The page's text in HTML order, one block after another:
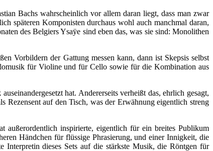
Bachs wahrscheinlich vor allem daran liegt, dass man zwar
späteren Komponisten durchaus wohl auch manchmal daran,
des Belgiers Ysaÿe sind eben das, was sie sind: Monolithen
Vorbildern der Gattung messen kann, dann ist Skepsis selbst
für Violine und für Cello sowie für die Kombination aus
hat. Andererseits verheißt das, ehrlich gesagt,
auf den Tisch, was der Erwähnung eigentlich streng
inspirierte, eigentlich für ein breites Publikum
Händchen für flüssige Phrasierung, und einer Innigkeit, die
dieses Sets auf die stärkste Musik, die Röntgen für